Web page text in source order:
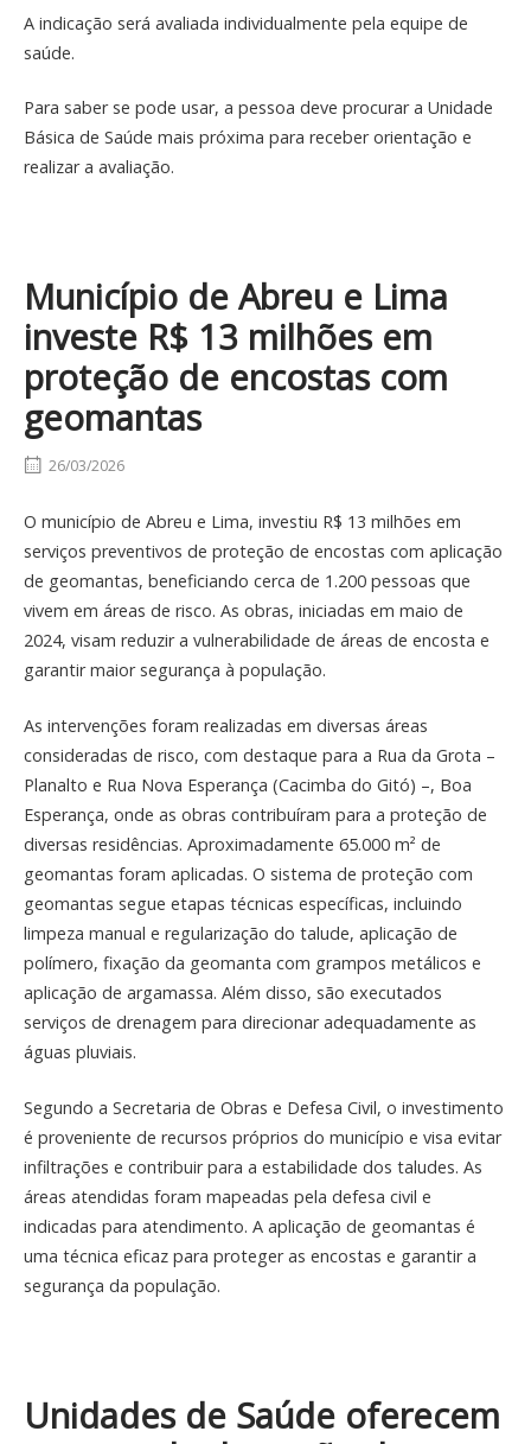
A indicação será avaliada individualmente pela equipe de
saúde.
Para saber se pode usar, a pessoa deve procurar a Unidade
Básica de Saúde mais próxima para receber orientação e
realizar a avaliação.
Município de Abreu e Lima
investe R$ 13 milhões em
proteção de encostas com
geomantas
26/03/2026
O município de Abreu e Lima, investiu R$ 13 milhões em
serviços preventivos de proteção de encostas com aplicação
de geomantas, beneficiando cerca de 1.200 pessoas que
vivem em áreas de risco. As obras, iniciadas em maio de
2024, visam reduzir a vulnerabilidade de áreas de encosta e
garantir maior segurança à população.
As intervenções foram realizadas em diversas áreas
consideradas de risco, com destaque para a Rua da Grota –
Planalto e Rua Nova Esperança (Cacimba do Gitó) –, Boa
Esperança, onde as obras contribuíram para a proteção de
diversas residências. Aproximadamente 65.000 m² de
geomantas foram aplicadas. O sistema de proteção com
geomantas segue etapas técnicas específicas, incluindo
limpeza manual e regularização do talude, aplicação de
polímero, fixação da geomanta com grampos metálicos e
aplicação de argamassa. Além disso, são executados
serviços de drenagem para direcionar adequadamente as
águas pluviais.
Segundo a Secretaria de Obras e Defesa Civil, o investimento
é proveniente de recursos próprios do município e visa evitar
infiltrações e contribuir para a estabilidade dos taludes. As
áreas atendidas foram mapeadas pela defesa civil e
indicadas para atendimento. A aplicação de geomantas é
uma técnica eficaz para proteger as encostas e garantir a
segurança da população.
Unidades de Saúde oferecem